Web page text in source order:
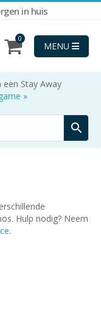
in huis
0
MENU
een Stay Away
»
Hulp nodig? Neem
.